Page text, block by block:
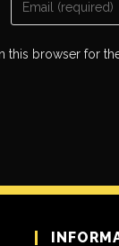
this browser for